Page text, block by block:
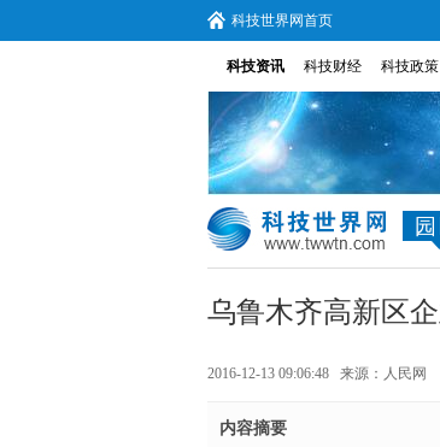
科技世界网首页
科技资讯 科技财经 科技政策
乌鲁木齐高新区
2016-12-13 09:06:48 来源： 人民网
内容摘要